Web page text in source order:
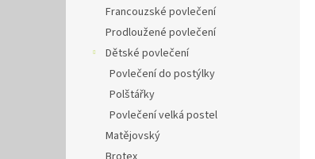
Francouzské povlečení
Prodloužené povlečení
Dětské povlečení
Povlečení do postýlky
Polštářky
Povlečení velká postel
Matějovský